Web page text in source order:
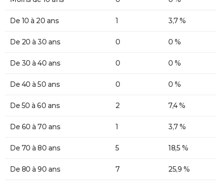
De 10 à 20 ans 1 3,7 %
De 20 à 30 ans 0 0 %
De 30 à 40 ans 0 0 %
De 40 à 50 ans 0 0 %
De 50 à 60 ans 2 7,4 %
De 60 à 70 ans 1 3,7 %
De 70 à 80 ans 5 18,5 %
De 80 à 90 ans 7 25,9 %